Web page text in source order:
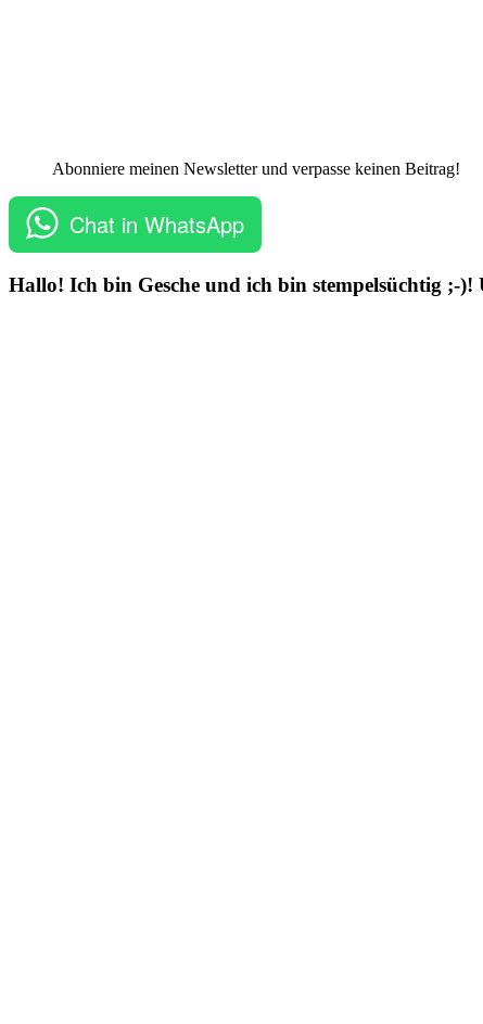
Abonniere meinen Newsletter und verpasse keinen Beitrag!
Chat in WhatsApp
Hallo! Ich bin Gesche und ich bin stempelsüchtig ;-